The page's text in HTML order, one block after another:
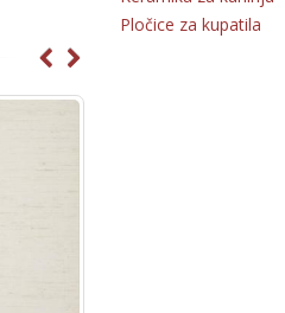
Pločice za kupatila